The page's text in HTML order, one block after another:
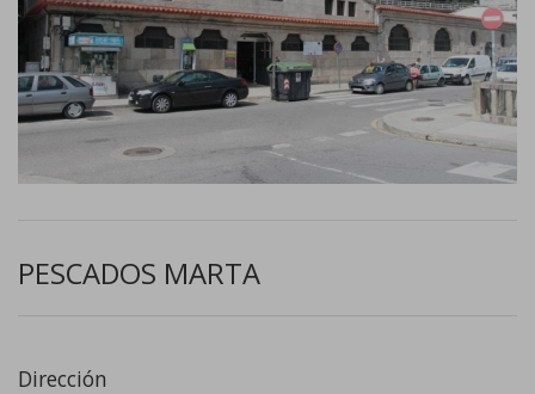
PESCADOS MARTA
Dirección